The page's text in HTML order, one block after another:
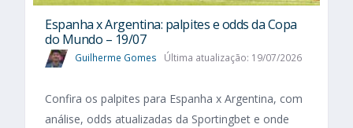
Espanha x Argentina: palpites e odds da Copa
do Mundo – 19/07
Guilherme Gomes Última atualização: 19/07/2026
Confira os palpites para Espanha x Argentina, com
análise, odds atualizadas da Sportingbet e onde